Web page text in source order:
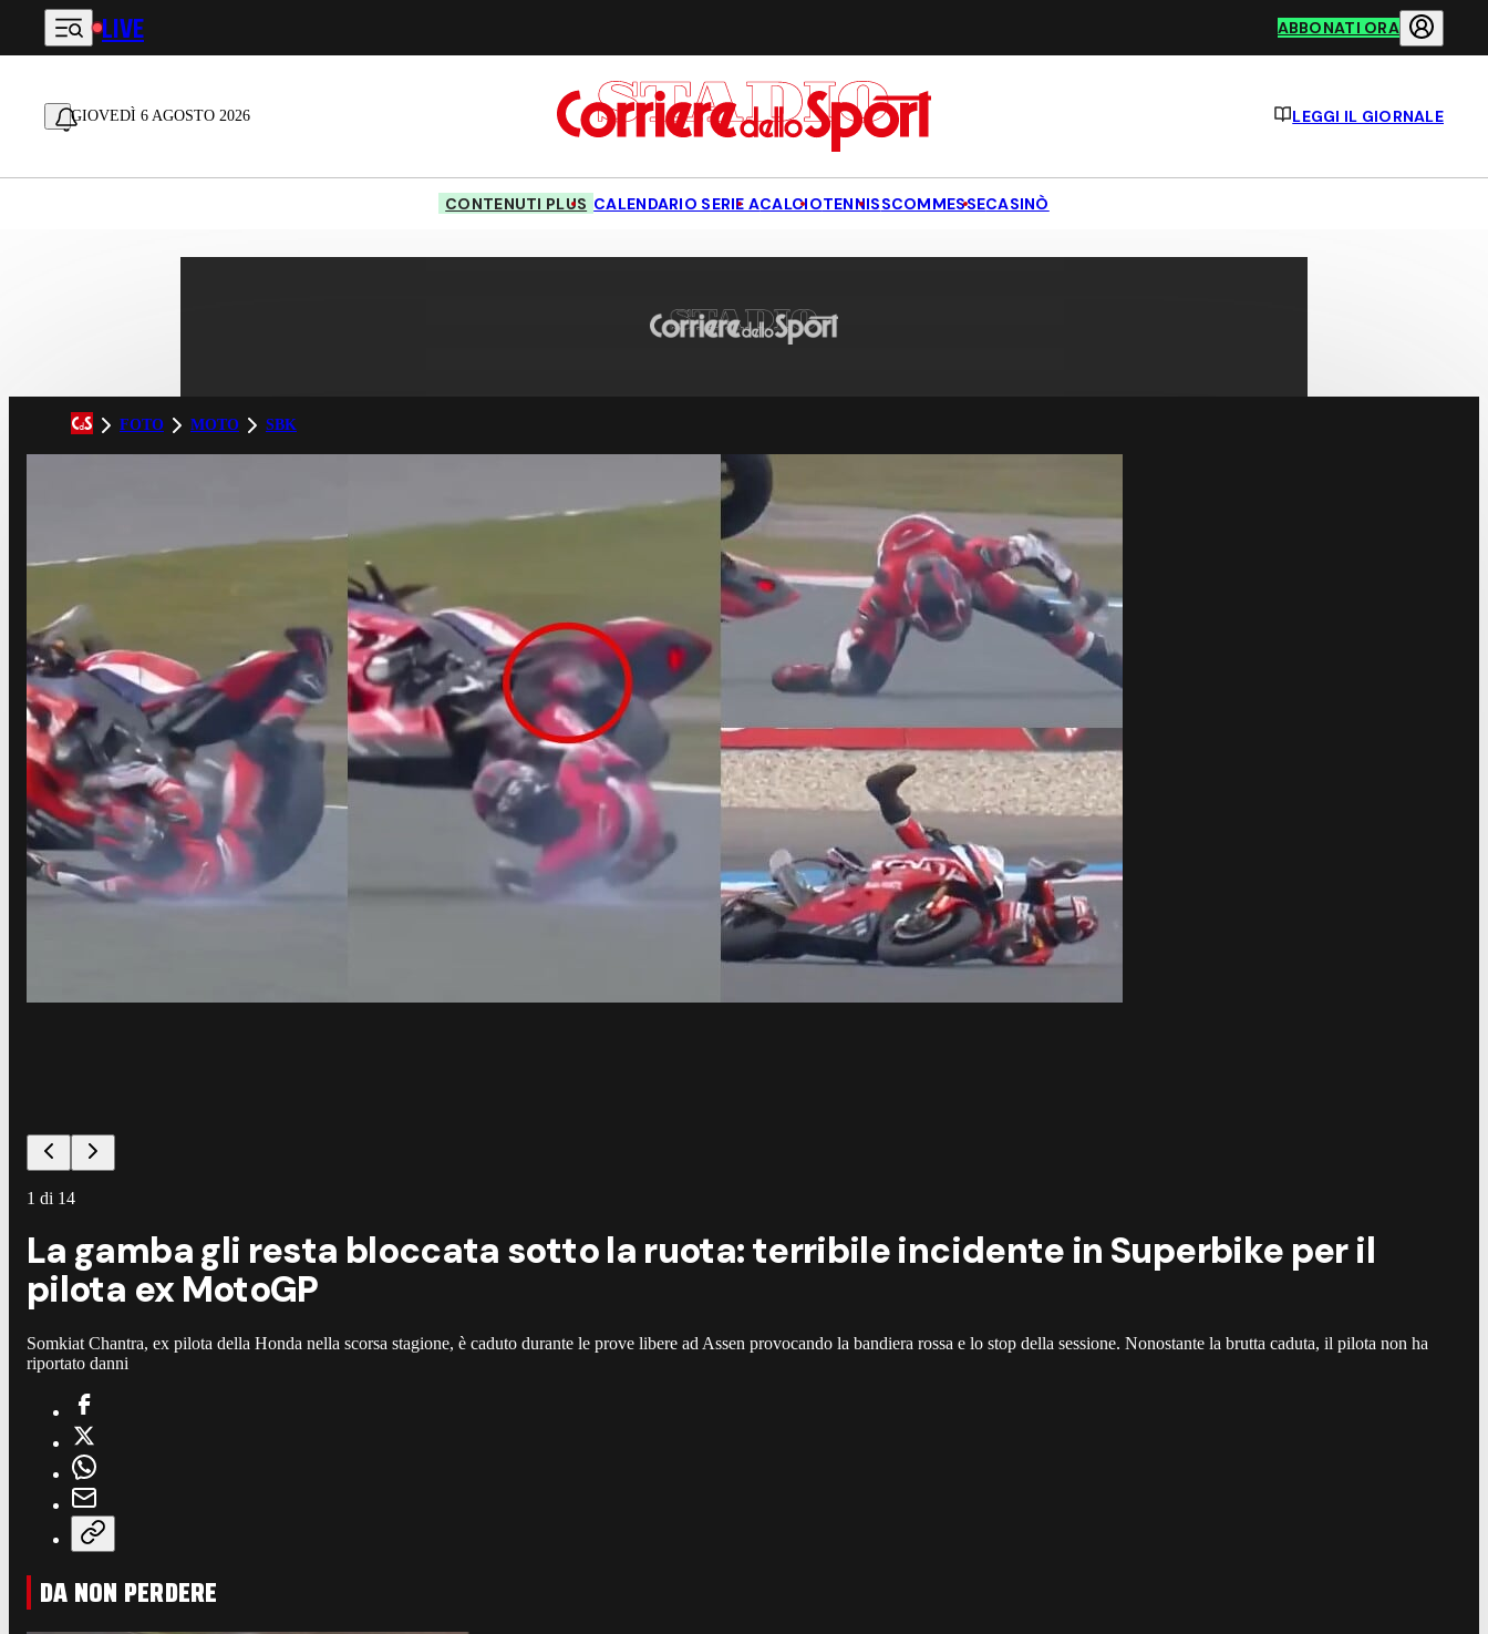
Vai al contenuto principale
LIVE ABBONATI ORA
GIOVEDÌ 6 AGOSTO 2026 LEGGI IL GIORNALE
CONTENUTI PLUS CALENDARIO SERIE ACALCIOTENNISSCOMMESSECASINÒ
FOTO MOTO SBK
1 di 14
La gamba gli resta bloccata sotto la ruota: terribile incidente in Superbike per il
pilota ex MotoGP
Somkiat Chantra, ex pilota della Honda nella scorsa stagione, è caduto durante le prove libere ad Assen provocando la bandiera rossa e lo stop della sessione. Nonostante la brutta caduta, il pilota non ha
riportato danni
DA NON PERDERE